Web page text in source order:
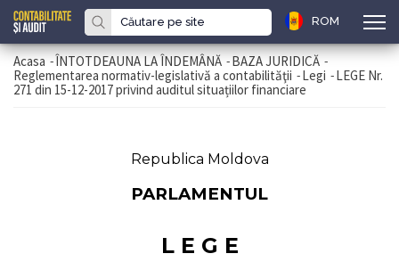
ROM
Acasa -ÎNTOTDEAUNA LA ÎNDEMÂNĂ -BAZA JURIDICĂ -
Reglementarea normativ-legislativă a contabilităţii -Legi -LEGE Nr.
271 din 15-12-2017 privind auditul situațiilor financiare
Republica Moldova
PARLAMENTUL
L E G E